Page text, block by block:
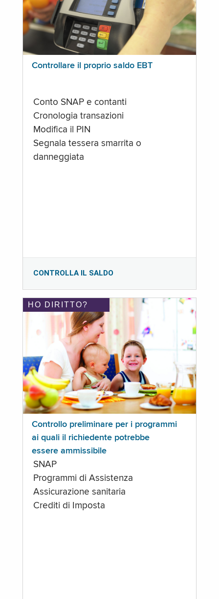
Controllare il proprio saldo EBT
Conto SNAP e contanti
Cronologia transazioni
Modifica il PIN
Segnala tessera smarrita o
danneggiata
CONTROLLA IL SALDO
HO DIRITTO?
Controllo preliminare per i programmi
ai quali il richiedente potrebbe
essere ammissibile
SNAP
Programmi di Assistenza
Assicurazione sanitaria
Crediti di Imposta